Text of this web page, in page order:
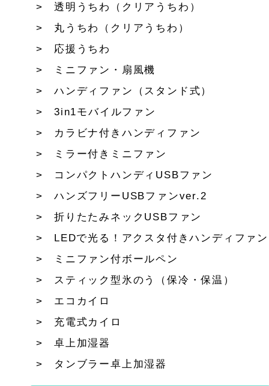
透明うちわ（クリアうちわ）
丸うちわ（クリアうちわ）
応援うちわ
ミニファン・扇風機
ハンディファン（スタンド式）
3in1モバイルファン
カラビナ付きハンディファン
ミラー付きミニファン
コンパクトハンディUSBファン
ハンズフリーUSBファンver.2
折りたたみネックUSBファン
LEDで光る！アクスタ付きハンディファン
ミニファン付ボールペン
スティック型氷のう（保冷・保温）
エコカイロ
充電式カイロ
卓上加湿器
タンブラー卓上加湿器